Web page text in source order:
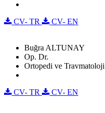
CV- TR CV- EN
Buğra ALTUNAY
Op. Dr.
Ortopedi ve Travmatoloji
CV- TR CV- EN